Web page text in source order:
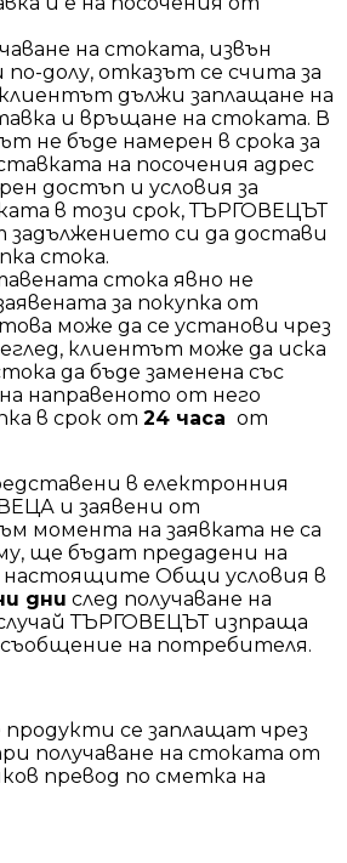
на стоката, извън
долу, отказът се счита за
дължи заплащане на
и връщане на стоката. В
не бъде намерен в срока за
на посочения адрес
достъп и условия за
в този срок, ТЪРГОВЕЦЪТ
задължението си да достави
стока.
стока явно не
за покупка от
може да се установи чрез
клиентът може да иска
да бъде заменена със
направеното от него
в срок от24 часа от
в електронния
и заявени от
момента на заявката не са
ще бъдат предадени на
настоящите Общи условия в
дни след получаване на
ТЪРГОВЕЦЪТ изпраща
на потребителя.
се заплащат чрез
получаване на стокaта от
превод по сметка на